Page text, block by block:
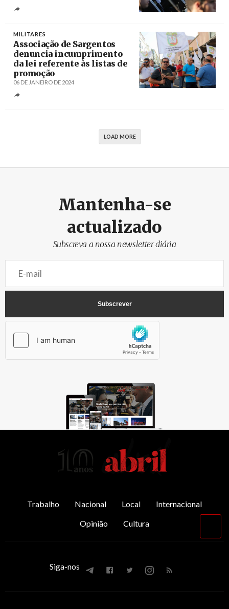
MILITARES
Associação de Sargentos
denuncia incumprimento
da lei referente às listas de
promoção
06 DE JANEIRO DE 2024
LOAD MORE
Mantenha-se
actualizado
Subscreva a nossa newsletter diária
Trabalho Nacional Local
Internacional
Opinião
Cultura
Siga-nos